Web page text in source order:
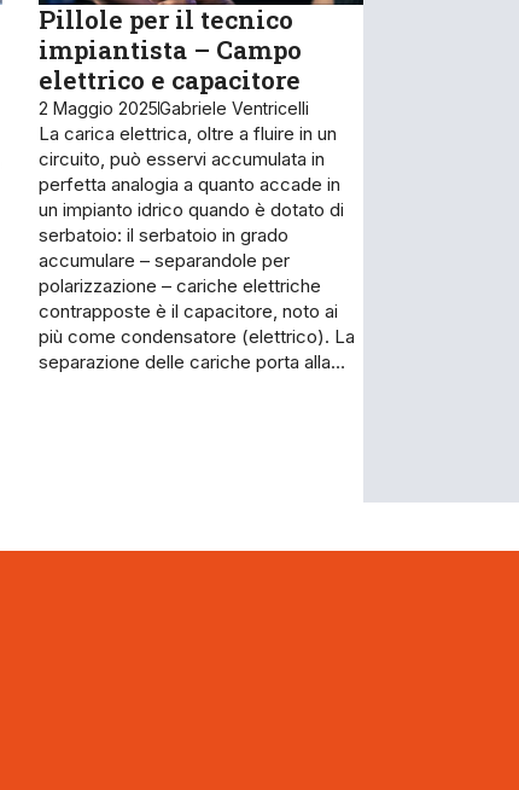
Pillole per il tecnico
impiantista – Campo
elettrico e capacitore
2 Maggio 2025Gabriele Ventricelli
La carica elettrica, oltre a fluire in un
circuito, può esservi accumulata in
perfetta analogia a quanto accade in
un impianto idrico quando è dotato di
serbatoio: il serbatoio in grado
accumulare – separandole per
polarizzazione – cariche elettriche
contrapposte è il capacitore, noto ai
più come condensatore (elettrico). La
separazione delle cariche porta alla…